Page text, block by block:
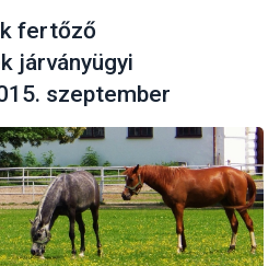
fertőző
járványügyi
szeptember